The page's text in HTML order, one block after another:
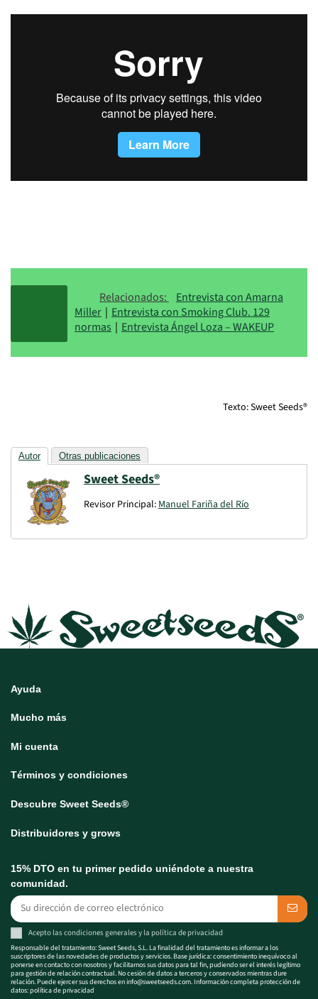
Relacionados:
Entrevista con Amarna
Miller | Entrevista con Smoking Club. 129
normas | Entrevista Ángel Loza – WAKEUP
Texto: Sweet Seeds®
Autor Otras publicaciones
Sweet Seeds®
Revisor Principal: Manuel Fariña del Río
Ayuda
Mucho más
Mi cuenta
Términos y condiciones
Descubre Sweet Seeds®
Distribuidores y grows
15% DTO en tu primer pedido uniéndote a nuestra
comunidad.
Acepto lascondiciones generalesy la política de privacidad
Responsable del tratamiento: Sweet Seeds, S.L. La finalidad del tratamiento es informar a los
suscriptores de las novedades de productos y servicios. Base jurídica: consentimiento inequívoco al
ponerse en contacto con nosotros y facilitarnos sus datos para tal fin, pudiendo ser el interés legítimo
para gestión de relación contractual. No cesión de datos a terceros y conservados mientras dure
relación. Puede ejercer sus derechos eninfo@sweetseeds.com. Información completa protección de
datos:política de privacidad